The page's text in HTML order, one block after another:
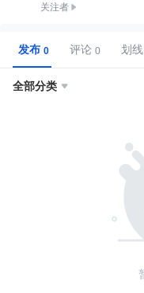
关注者
发布 评论 划线
全部分类 